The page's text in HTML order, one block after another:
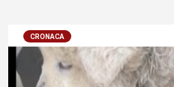
CRONACA